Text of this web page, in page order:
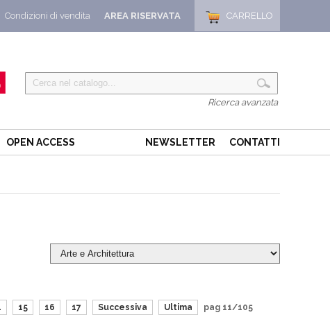
CARRELLO
AREA RISERVATA
Condizioni di vendita
Ricerca avanzata
OPEN ACCESS NEWSLETTER CONTATTI
15 16 17 Successiva Ultima pag 11/105